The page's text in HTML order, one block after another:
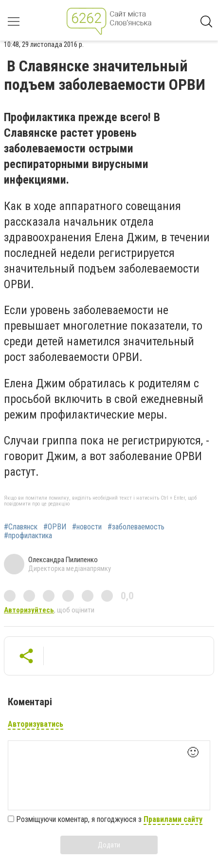
10:48, 29 листопада 2016 р.
В Славянске значительный
подъем заболеваемости ОРВИ
Профилактика прежде всего! В
Славянске растет уровень
заболеваемости острыми
респираторными вирусными
инфекциями.
Как в ходе аппаратного совещания
рассказала начальник отдела
здравоохранения Елена Джим, в течении
последней недели регистрируется
значительный подъем заболеваемости
ОРВИ.
Если уровень заболеваемости не
превышает многолетние показатели, то
среди детей наметился значительный
рост заболеваемости ОРВИ.
Елена Джим обратилась к родителям с
просьбой включить в свой ежедневный
режим профилактические меры.
Случаи гриппа пока не регистрируются, -
говорит Джим, а вот заболевание ОРВИ
растут.
Якщо ви помітили помилку, виділіть необхідний текст і натисніть Ctrl + Enter, щоб
повідомити про це редакцію
#Славянск #ОРВИ #новости
#заболеваемость
#профилактика
Олександра Пилипенко
Директорка медіанапрямку
0,0
Авторизуйтесь, щоб оцінити
Коментарі
Авторизуватись
🙂
Розміщуючи коментар, я погоджуюся з Правилами сайту
Додати